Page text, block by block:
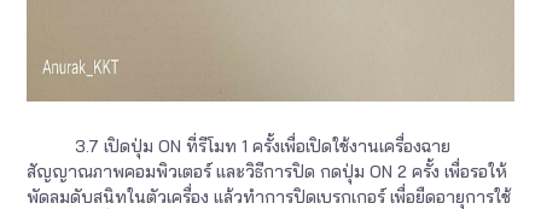
3.7 เปิดปุ่ม ON ที่รีโมท 1 ครั้งเพื่อเปิดใช้งานเครื่องฉาย
สัญญาณภาพคอมพิวเตอร์ และวิธีการปิด กดปุ่ม ON 2 ครั้ง เพื่อรอให้
พัดลมดับสนิทในตัวเครื่อง แล้วทำการปิดเบรกเกอร์ เพื่อยืดอายุการใช้